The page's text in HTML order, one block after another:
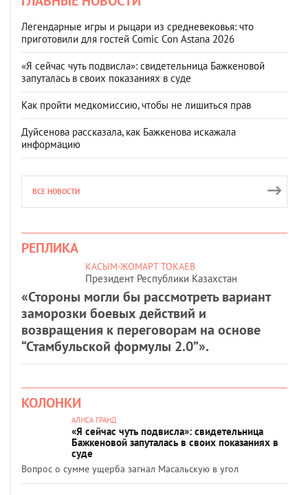
Легендарные игры и рыцари из средневековья: что
приготовили для гостей Comic Con Astana 2026
«Я сейчас чуть подвисла»: свидетельница Бажкеновой
запуталась в своих показаниях в суде
Как пройти медкомиссию, чтобы не лишиться прав
Дуйсенова рассказала, как Бажкенова искажала
информацию
ВСЕ НОВОСТИ
РЕПЛИКА
КАСЫМ-ЖОМАРТ ТОКАЕВ
Президент Республики Казахстан
«Стороны могли бы рассмотреть вариант
заморозки боевых действий и
возвращения к переговорам на основе
“Стамбульской формулы 2.0”».
КОЛОНКИ
АЛИСА ГРАНД
«Я сейчас чуть подвисла»: свидетельница
Бажкеновой запуталась в своих показаниях в
суде
Вопрос о сумме ущерба загнал Масальскую в угол